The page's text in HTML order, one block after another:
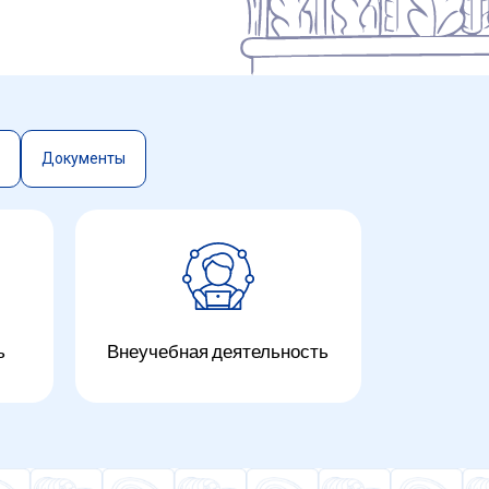
Гимназии по учебно-воспитательной работе
Документы
Внеучебная деятельность